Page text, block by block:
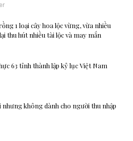
1 loại cây hoa lộc vừng, vừa nhiều
thu hút nhiều tài lộc và may mắn
63 tỉnh thành lập kỷ lục Việt Nam
nhưng không dành cho người thu nhập